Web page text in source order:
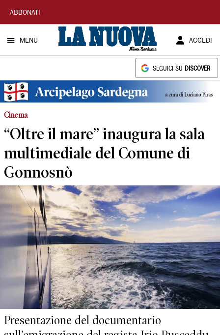
La
Nuova
Sardegna
ABBONATI
MENU ACCEDI
SEGUICI SU DISCOVER
Cinema
“Oltre il mare” inaugura la sala
multimediale del Comune di
Gonnosnò
Presentazione del documentario